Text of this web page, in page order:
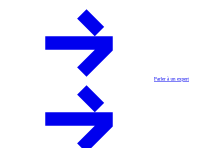
Parler à un expert